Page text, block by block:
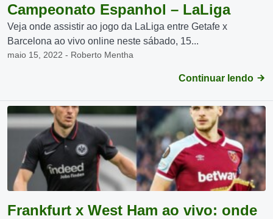
Campeonato Espanhol – LaLiga
Veja onde assistir ao jogo da LaLiga entre Getafe x
Barcelona ao vivo online neste sábado, 15...
maio 15, 2022 - Roberto Mentha
Continuar lendo
Frankfurt x West Ham ao vivo: onde